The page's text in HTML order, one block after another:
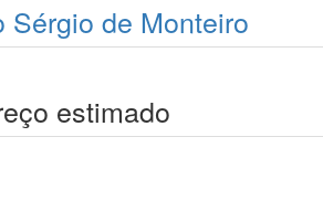
Sérgio de Monteiro
estimado